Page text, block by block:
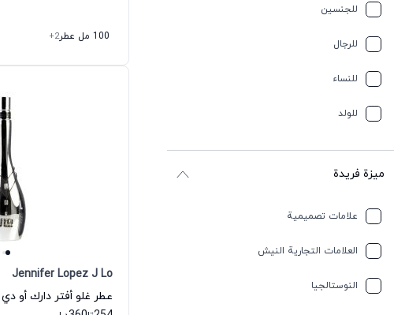
للجنسين
للرجال
للنساء
للولد
ميزة فريدة
علامات تصميمية
العلامات التجارية النيش
النوستالجيا
100 مل عطر
+2
Jennifer Lopez J Lo